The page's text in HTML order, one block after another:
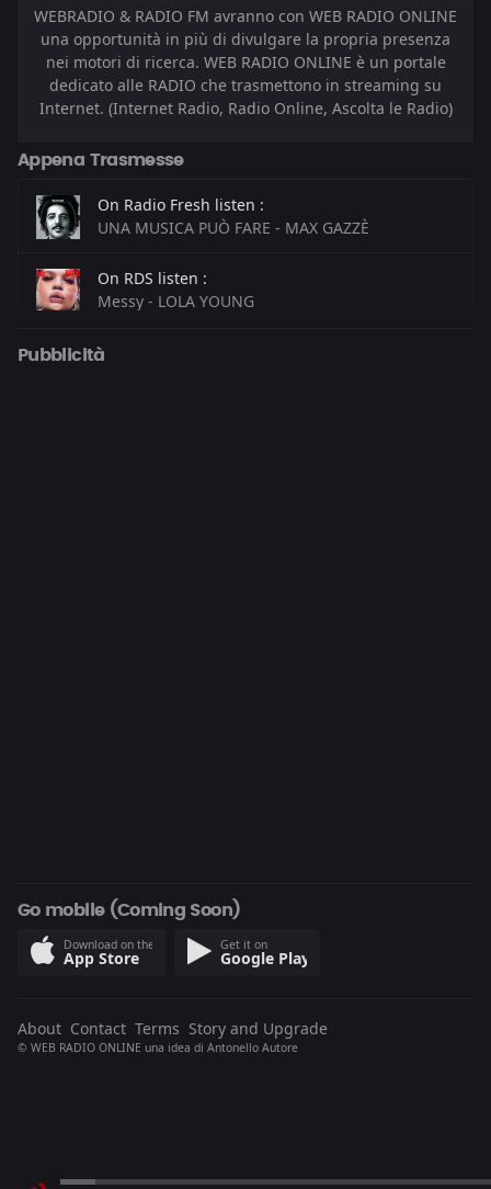
WEBRADIO & RADIO FM avranno con WEB RADIO ONLINE
una opportunità in più di divulgare la propria presenza
nei motori di ricerca. WEB RADIO ONLINE è un portale
dedicato alle RADIO che trasmettono in streaming su
Internet. (Internet Radio, Radio Online, Ascolta le Radio)
Appena Trasmesse
On Radio Fresh listen :
UNA MUSICA PUÒ FARE - MAX GAZZÈ
On RDS listen :
Messy - LOLA YOUNG
On Radio Lucrethia listen :
Pubblicità
Go mobile (Coming Soon)
Download on the
App Store
Get it on
Google Play
About Contact Terms Story and Upgrade
© WEB RADIO ONLINE una idea di Antonello Autore